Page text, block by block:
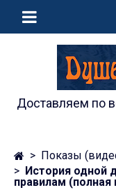
Доставляем по
Показы
История одной
правилам (полная